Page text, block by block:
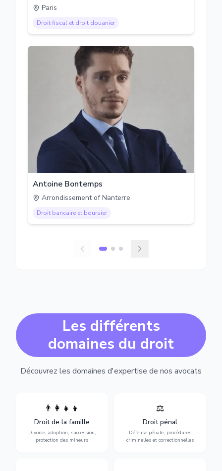
Paris
Droit fiscal et droit douanier
Antoine Bontemps
Arrondissement of Nanterre
Droit bancaire et boursier
Les différents
domaines du droit
Découvrez les domaines d'expertise de nos avocats
👨‍👩‍👧‍👦
Droit de la famille
Divorce, adoption, succession,
protection des mineurs
Divorce, garde d'enfants,
adoption, succession et
protection des personnes
vulnérables.
⚖️
Droit pénal
Défense pénale, procédures
criminelles et correctionnelles
Expertise en matière pénale,
vue jusqu'au procès, pour
toute affaire correctionnelle
ou criminelle.